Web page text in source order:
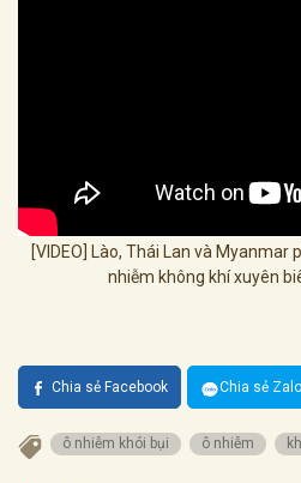
[VIDEO] Lào, Thái Lan và Myanmar
nhiễm không khí xuyên
Chia sẻ Facebook Chia sẻ Zalo
ô nhiễm khói bụi ô nhiễm